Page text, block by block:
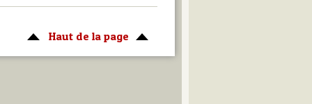
Haut de la page